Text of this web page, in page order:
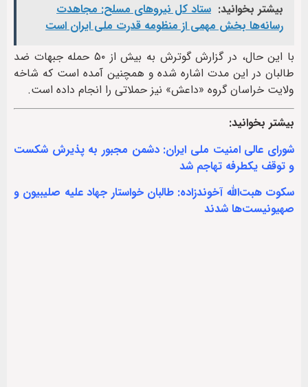
بیشتر بخوانید: ستاد کل نیروهای مسلح: مجاهدت
رسانه‌ها بخش مهمی از منظومه قدرت ملی ایران است
با این حال، در گزارش گوترش به بیش از ۵۰ حمله جبهات ضد
طالبان در این مدت اشاره شده و همچنین آمده است که شاخه
ولایت خراسان گروه «داعش» نیز حملاتی را انجام داده است.
بیشتر بخوانید:
شورای عالی امنیت ملی ایران: دشمن مجبور به پذیرش شکست
و توقف یکطرفه تهاجم شد
سکوت هبت‌الله آخوندزاده: طالبان خواستار جهاد علیه صلیبیون و
صهیونیست‌ها شدند